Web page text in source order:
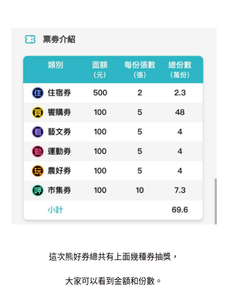
這次熊好券總共有上面幾種券抽獎，
大家可以看到金額和份數。